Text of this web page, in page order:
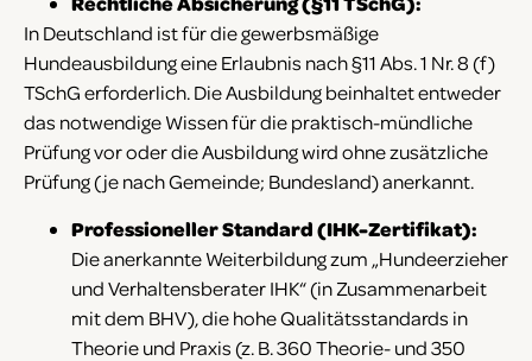
In Deutschland ist für die gewerbsmäßige
Hundeausbildung eine Erlaubnis nach §11 Abs. 1 Nr. 8 (f)
TSchG erforderlich. Die Ausbildung beinhaltet entweder
das notwendige Wissen für die praktisch-mündliche
Prüfung vor oder die Ausbildung wird ohne zusätzliche
Prüfung (je nach Gemeinde; Bundesland) anerkannt.
Professioneller Standard (IHK-Zertifikat):
Die anerkannte Weiterbildung zum „Hundeerzieher
und Verhaltensberater IHK“ (in Zusammenarbeit
mit dem BHV), die hohe Qualitätsstandards in
Theorie und Praxis (z. B. 360 Theorie- und 350